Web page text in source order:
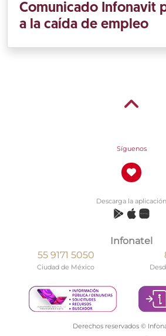
Comunicado Infonavit
a la caída de empleo
Síguenos
Descarga la aplicación
Infonatel
55 9171 5050
Ciudad de México
Derechos reservados ©